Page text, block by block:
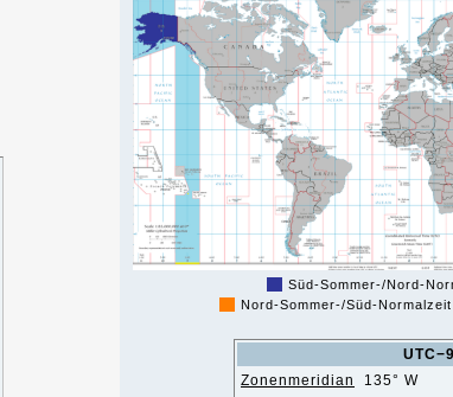
Süd-Sommer-/Nord-
Nord-Sommer-/Süd-Normalzeit
UTC−9
Zonenmeridian
135° W